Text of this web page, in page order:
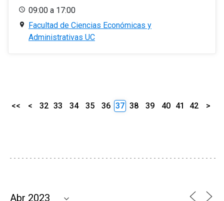
09:00 a 17:00
Facultad de Ciencias Económicas y
Administrativas UC
<< < 32 33 34 35 36 37 38 39 40 41 42 >